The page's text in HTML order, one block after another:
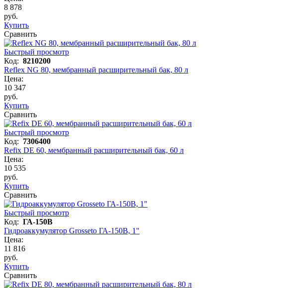
8 878
руб.
Купить
Сравнить
Быстрый просмотр
Код: 8210200
Reflex NG 80, мембранный расширительный бак, 80 л
Цена:
10 347
руб.
Купить
Сравнить
Быстрый просмотр
Код: 7306400
Refix DE 60, мембранный расширительный бак, 60 л
Цена:
10 535
руб.
Купить
Сравнить
Быстрый просмотр
Код: ГА-150В
Гидроаккумулятор Grosseto ГА-150В, 1"
Цена:
11 816
руб.
Купить
Сравнить